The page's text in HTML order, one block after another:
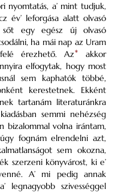
nyomtatás, a’ mint tudjuk,
év’ leforgása alatt olvasó
sőt egy egész új olvasó
ha mái nap az Uram
érezhető. Az*
akkor
elfogytak, hogy most
sem kaphatók többé,
kerestetnek. Ekként
tartanám literaturánkra
semmi nehézség
bizalommal volna irántam,
fognám elrendelni azt,
sem okozna,
szerzeni könyvárost, ki e’
A’ mi pedig annak
legnagyobb szivességgel